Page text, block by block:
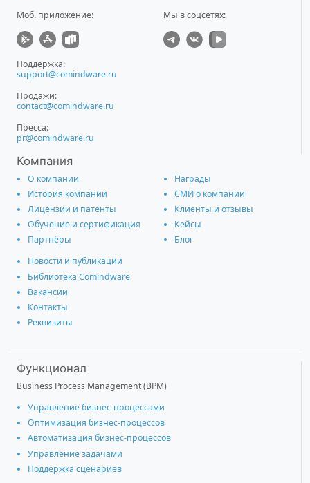
Моб. приложение: Мы в соцсетях:
Поддержка:
support@comindware.ru
Продажи:
contact@comindware.ru
Пресса:
pr@comindware.ru
Компания
О компании
История компании
Лицензии и патенты
Обучение и сертификация
Партнёры
Награды
СМИ о компании
Клиенты и отзывы
Кейсы
Блог
Новости и публикации
Библиотека Comindware
Вакансии
Контакты
Реквизиты
Функционал
Business Process Management (BPM)
Управление бизнес-процессами
Оптимизация бизнес-процессов
Автоматизация бизнес-процессов
Управление задачами
Поддержка сценариев